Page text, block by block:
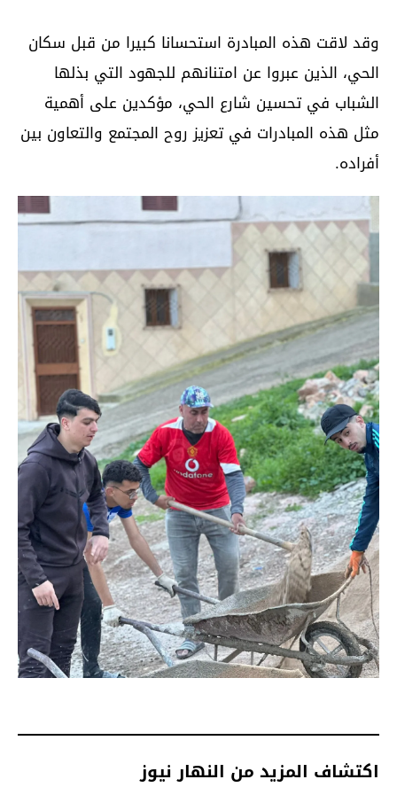
وقد لاقت هذه المبادرة استحسانا كبيرا من قبل سكان
الحي، الذين عبروا عن امتنانهم للجهود التي بذلها
الشباب في تحسين شارع الحي، مؤكدين على أهمية
مثل هذه المبادرات في تعزيز روح المجتمع والتعاون بين
أفراده.
اكتشاف المزيد من النهار نيوز